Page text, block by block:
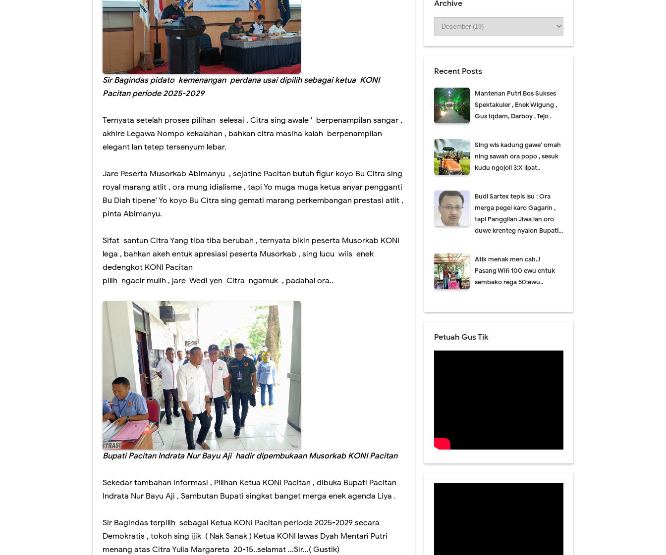
Sir Bagindas pidato kemenangan perdana usai dipilih sebagai ketua KONI
Pacitan periode 2025-2029
Ternyata setelah proses pilihan selesai , Citra sing awale ' berpenampilan sangar ,
akhire Legawa Nompo kekalahan , bahkan citra masiha kalah berpenampilan
elegant lan tetep tersenyum lebar.
Jare Peserta Musorkab Abimanyu , sejatine Pacitan butuh figur koyo Bu Citra sing
royal marang atlit , ora mung idialisme , tapi Yo muga muga ketua anyar pengganti
Bu Diah tipene' Yo koyo Bu Citra sing gemati marang perkembangan prestasi atlit ,
pinta Abimanyu.
Sifat santun Citra Yang tiba tiba berubah , ternyata bikin peserta Musorkab KONI
lega , bahkan akeh entuk apresiasi peserta Musorkab , sing lucu wiis enek
dedengkot KONI Pacitan
pilih ngacir mulih , jare Wedi yen Citra ngamuk , padahal ora..
Bupati Pacitan Indrata Nur Bayu Aji hadir dipembukaan Musorkab KONI Pacitan
Sekedar tambahan informasi , Pilihan Ketua KONI Pacitan , dibuka Bupati Pacitan
Indrata Nur Bayu Aji , Sambutan Bupati singkat banget merga enek agenda Liya .
Sir Bagindas terpilih sebagai Ketua KONI Pacitan periode 2025-2029 secara
Demokratis , tokoh sing ijik ( Nak Sanak ) Ketua KONI lawas Dyah Mentari Putri
menang atas Citra Yulia Margareta 20-15..selamat ...Sir...( Gustik)
Archive
Recent Posts
Mantenan Putri Bos Sukses
Spektakuler , Enek Wigung ,
Gus Iqdam, Darboy , Tejo .
Sing wis kadung gawe' omah
ning sawah ora popo , sesuk
kudu ngojoli 3:X lipat..
Budi Sartex tepis isu : Ora
merga pegel karo Gagarin ,
tapi Panggilan Jiwa lan oro
duwe krenteg nyalon Bupati...
Atik menak men cah..!
Pasang Wifi 100 ewu entuk
sembako rega 50:ewu..
Petuah Gus Tik